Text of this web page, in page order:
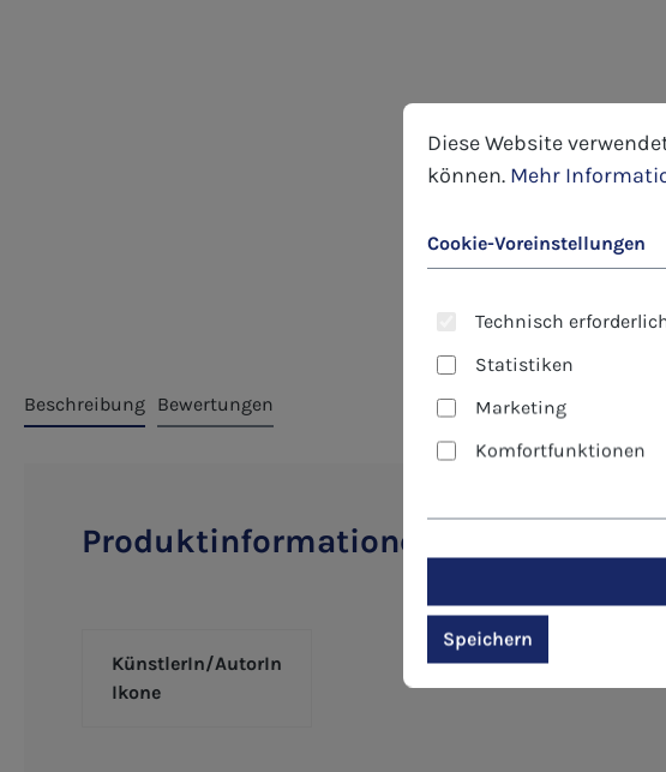
Beschreibung Bewertungen
Produktinformationen "Kunst-
KünstlerIn/AutorIn
Ikone
Cookie-Voreinstellungen
Diese Website verwendet
Diese Website
können. Mehr
Cookie-Voreinstellungen
Technisch
Statistiken
Marketing
Komfortfunktionen
Speichern